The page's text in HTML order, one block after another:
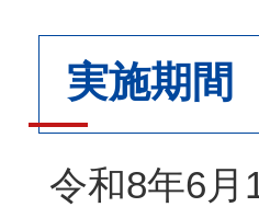
実施期間
令和8年6月